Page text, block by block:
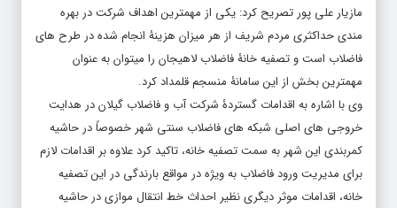
مازیار علی پور تصریح کرد: یکی از مهمترین اهداف شرکت در بهره
مندی حداکثری مردم شریف از هر میزان هزینۀ انجام شده در طرح های
فاضلاب است و تصفیه خانۀ فاضلاب لاهیجان را میتوان به عنوان
مهمترین بخش از این سامانۀ منسجم قلمداد کرد.
وی با اشاره به اقدامات گستردۀ شرکت آب و فاضلاب گیلان در هدایت
خروجی های اصلی شبکه های فاضلاب سنتی شهر خصوصاً در حاشیه
کمربندی این شهر به سمت تصفیه خانه، تاکید کرد علاوه بر اقدامات لازم
برای مدیریت ورود فاضلاب به ویژه در مواقع بارندگی در این تصفیه
خانه، اقدامات موثر دیگری نظیر احداث خط انتقال موازی در حاشیه